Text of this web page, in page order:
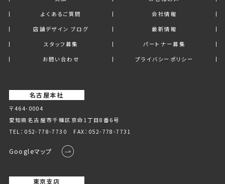
よくあるご質問
会社情報
店舗デザイン ブログ
最新情報
スタッフ募集
パートナー募集
お問い合わせ
プライバシーポリシー
名古屋本社
〒464-0004
愛知県名古屋市千種区京命1丁⽬8番6号
TEL： 052-778-7730 FAX：052-778-7731
Googleマップ
東京支店